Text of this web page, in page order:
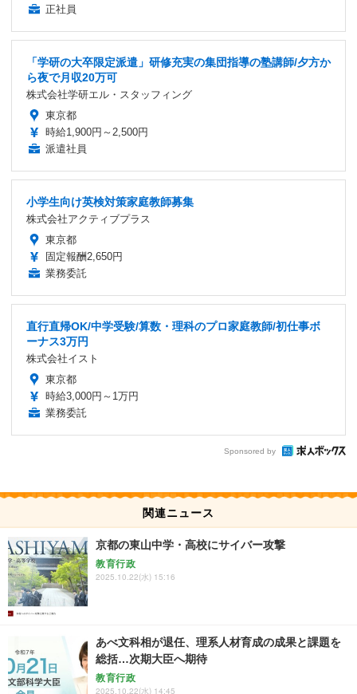
正社員
「学研の大卒限定派遣」研修充実の集団指導の塾講師/夕方か
ら夜で月収20万可
株式会社学研エル・スタッフィング
東京都
時給1,900円～2,500円
派遣社員
小学生向け英検対策家庭教師募集
株式会社アクティブプラス
東京都
固定報酬2,650円
業務委託
直行直帰OK/中学受験/算数・理科のプロ家庭教師/初仕事ボ
ーナス3万円
株式会社イスト
東京都
時給3,000円～1万円
業務委託
Sponsored by
関連ニュース
京都の東山中学・高校にサイバー攻撃
教育行政
2025.10.22(水) 15:16
あべ文科相が退任、理系人材育成の成果と課題を
総括…次期大臣へ期待
教育行政
2025.10.22(水) 14:45